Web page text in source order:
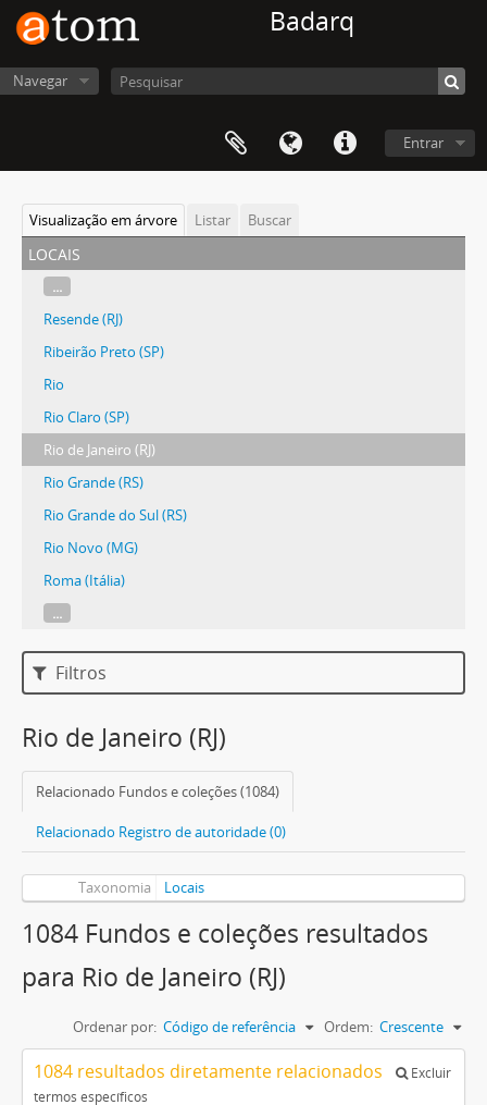
Badarq
Navegar
Entrar
Visualização em árvore Listar Buscar
locais
...
Resende (RJ)
Ribeirão Preto (SP)
Rio
Rio Claro (SP)
Rio de Janeiro (RJ)
Rio Grande (RS)
Rio Grande do Sul (RS)
Rio Novo (MG)
Roma (Itália)
...
Filtros
Rio de Janeiro (RJ)
Relacionado Fundos e coleções (1084)
Relacionado Registro de autoridade (0)
Taxonomia Locais
1084 Fundos e coleções resultados
para Rio de Janeiro (RJ)
Ordenar por: Código de referência Ordem: Crescente
1084 resultados diretamente relacionados
Excluir
termos específicos